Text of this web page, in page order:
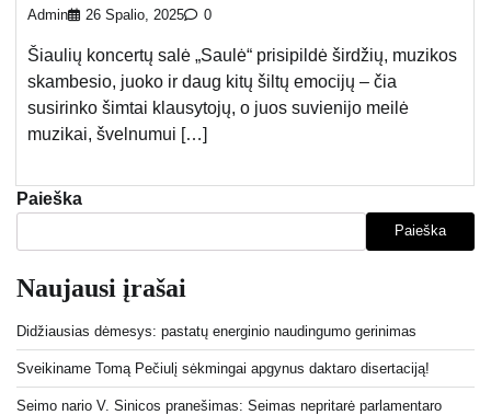
Admin 26 Spalio, 2025 0
Šiaulių koncertų salė „Saulė“ prisipildė širdžių, muzikos
skambesio, juoko ir daug kitų šiltų emocijų – čia
susirinko šimtai klausytojų, o juos suvienijo meilė
muzikai, švelnumui […]
Paieška
Paieška
Naujausi įrašai
Didžiausias dėmesys: pastatų energinio naudingumo gerinimas
Sveikiname Tomą Pečiulį sėkmingai apgynus daktaro disertaciją!
Seimo nario V. Sinicos pranešimas: Seimas nepritarė parlamentaro